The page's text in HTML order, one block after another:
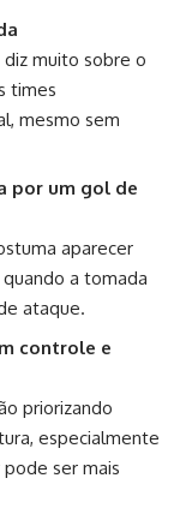
diz muito sobre o
times
mesmo sem
por um gol de
aparecer
a tomada
ataque.
controle e
priorizando
especialmente
ser mais